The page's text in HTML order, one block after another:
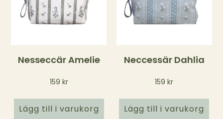
Nesseccär Amelie
159 kr
Lägg till i varukorg
Neccessär Dahlia
159kr
Lägg till i varukorg